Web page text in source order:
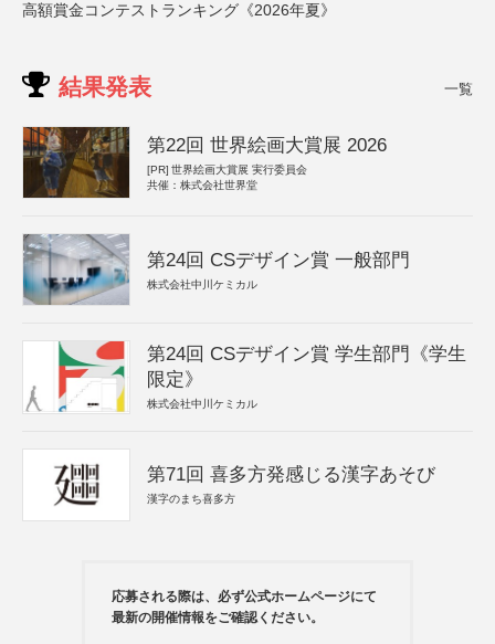
高額賞金コンテストランキング《2026年夏》
結果発表 一覧
第22回 世界絵画大賞展 2026
[PR] 世界絵画大賞展 実行委員会
共催：株式会社世界堂
第24回 CSデザイン賞 一般部門
株式会社中川ケミカル
第24回 CSデザイン賞 学生部門《学生
限定》
株式会社中川ケミカル
第71回 喜多方発感じる漢字あそび
漢字のまち喜多方
応募される際は、必ず公式ホームページにて
最新の開催情報をご確認ください。